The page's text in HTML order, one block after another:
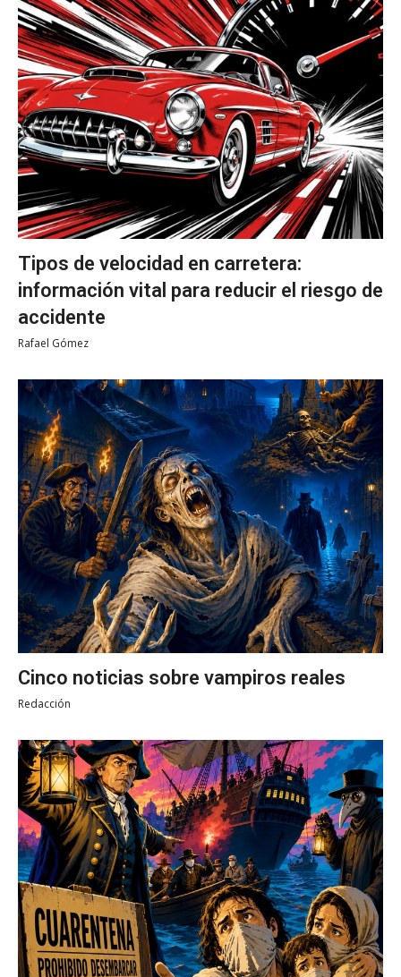
Tipos de velocidad en carretera:
información vital para reducir el riesgo de
accidente
Rafael Gómez
Cinco noticias sobre vampiros reales
Redacción